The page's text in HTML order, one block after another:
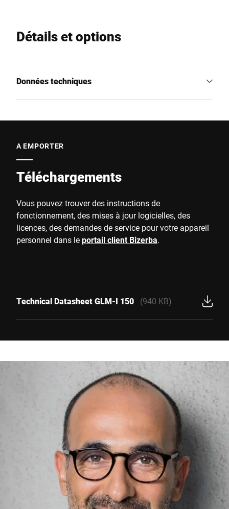
Détails et options
Données techniques
A EMPORTER
Téléchargements
Vous pouvez trouver des instructions de
fonctionnement, des mises à jour logicielles, des
licences, des demandes de service pour votre appareil
personnel dans leportail client Bizerba.
Technical Datasheet GLM-I 150 (940 KB)